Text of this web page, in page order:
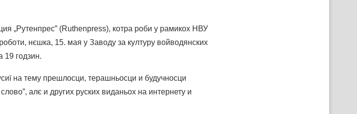
„Рутенпрес” (Ruthenpress), котра роби у рамикох НВУ
нєшка, 15. мая у Заводу за културу войводянских
19 годзин.
на тему прешлосци, терашньосци и будучносци
алє и других руских виданьох на интернету и